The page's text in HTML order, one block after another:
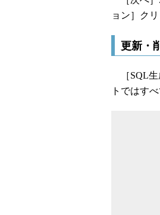
ョン］ク
更新・
［SQL生
トではす